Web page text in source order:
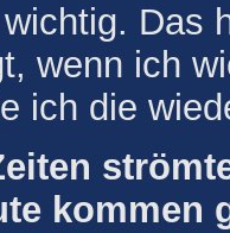
Das
wenn ich
ich die
kommen